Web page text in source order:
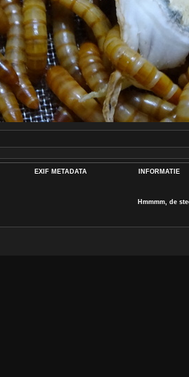
EXIF METADATA INFORMATIE
Hmmmm, de